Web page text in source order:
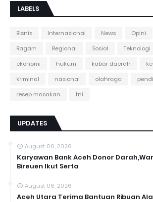
LABELS
Bisnis Internasional News Opini
Ragam
Regional Sosial Teknologi
ekonomi
hukum kabar daerah
kriminal
nasional olahraga
resep masakan
tni
UPDATES
August 06, 2026
Karyawan Bank Aceh Donor
Bireuen Ikut Serta
August 06, 2026
Aceh Utara Terima Bantuan Ribuan